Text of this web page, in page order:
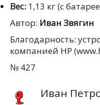
Вес: 1,13 кг (с
Автор: Иван Звягин
Благодарность:
компанией HP
№ 427
Иван